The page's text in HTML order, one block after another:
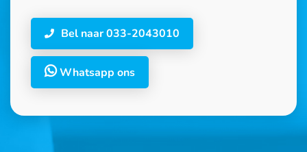
Bel naar 033-2043010
Whatsapp ons